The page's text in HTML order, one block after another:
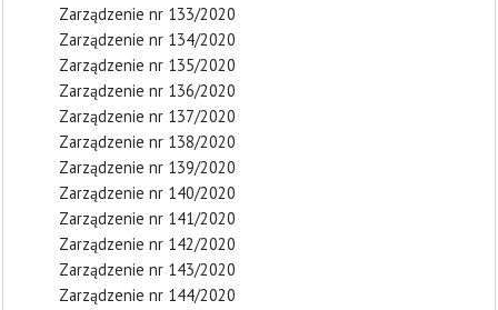
Zarządzenie nr 133/2020
Zarządzenie nr 134/2020
Zarządzenie nr 135/2020
Zarządzenie nr 136/2020
Zarządzenie nr 137/2020
Zarządzenie nr 138/2020
Zarządzenie nr 139/2020
Zarządzenie nr 140/2020
Zarządzenie nr 141/2020
Zarządzenie nr 142/2020
Zarządzenie nr 143/2020
Zarządzenie nr 144/2020